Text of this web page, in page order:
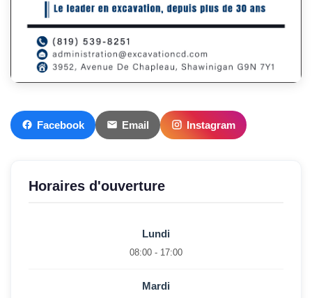
Facebook Email Instagram
Horaires d'ouverture
Lundi
08:00 - 17:00
Mardi